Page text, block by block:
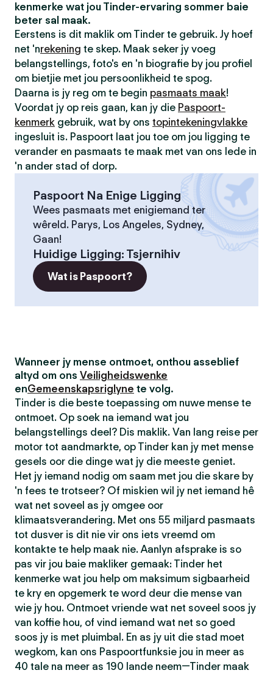
kenmerke wat jou Tinder-ervaring sommer baie
beter sal maak.
Eerstens is dit maklik om Tinder te gebruik. Jy hoef
net 'nrekening te skep. Maak seker jy voeg
belangstellings, foto's en 'n biografie by jou profiel
om bietjie met jou persoonlikheid te spog.
Daarna is jy reg om te begin pasmaats maak!
Voordat jy op reis gaan, kan jy die Paspoort-
kenmerk gebruik, wat by ons topintekeningvlakke
ingesluit is. Paspoort laat jou toe om jou ligging te
verander en pasmaats te maak met van ons lede in
'n ander stad of dorp.
Paspoort Na Enige Ligging
Wees pasmaats met enigiemand ter
wêreld. Parys, Los Angeles, Sydney,
Gaan!
Huidige Ligging: Tsjernihiv
Wat is Paspoort?
Wanneer jy mense ontmoet, onthou asseblief
altyd om ons Veiligheidswenke
enGemeenskapsriglyne te volg.
Tinder is die beste toepassing om nuwe mense te
ontmoet. Op soek na iemand wat jou
belangstellings deel? Dis maklik. Van lang reise per
motor tot aandmarkte, op Tinder kan jy met mense
gesels oor die dinge wat jy die meeste geniet.
Het jy iemand nodig om saam met jou die skare by
'n fees te trotseer? Of miskien wil jy net iemand hê
wat net soveel as jy omgee oor
klimaatsverandering. Met ons 55 miljard pasmaats
tot dusver is dit nie vir ons iets vreemd om
kontakte te help maak nie. Aanlyn afsprake is so
pas vir jou baie makliker gemaak: Tinder het
kenmerke wat jou help om maksimum sigbaarheid
te kry en opgemerk te word deur die mense van
wie jy hou. Ontmoet vriende wat net soveel soos jy
van koffie hou, of vind iemand wat net so goed
soos jy is met pluimbal. En as jy uit die stad moet
wegkom, kan ons Paspoortfunksie jou in meer as
40 tale na meer as 190 lande neem—Tinder maak